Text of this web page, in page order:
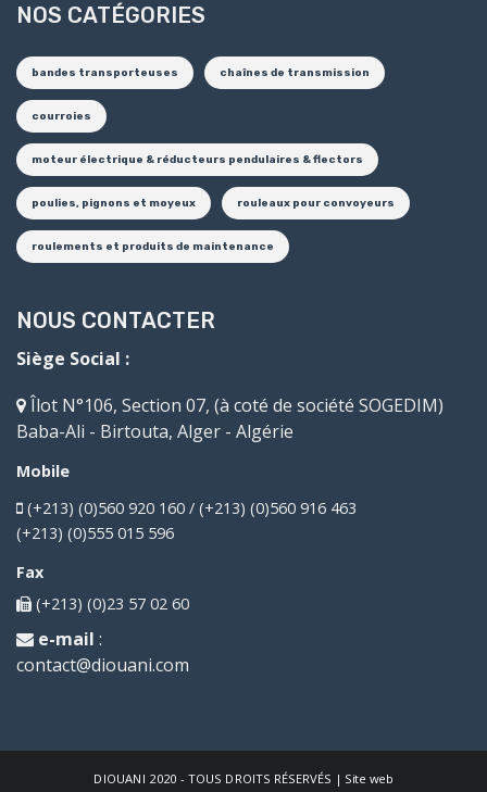
NOS CATÉGORIES
bandes transporteuses chaînes de transmission
courroies
moteur électrique & réducteurs pendulaires & flectors
poulies, pignons et moyeux rouleaux pour convoyeurs
roulements et produits de maintenance
NOUS CONTACTER
Siège Social :
Îlot N°106, Section 07, (à coté de société SOGEDIM)
Baba-Ali - Birtouta, Alger - Algérie
Mobile
(+213) (0)560 920 160 / (+213) (0)560 916 463
(+213) (0)555 015 596
Fax
(+213) (0)23 57 02 60
e-mail :
contact@diouani.com
DIOUANI 2020 - TOUS DROITS RÉSERVÉS | Site web